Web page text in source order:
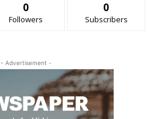
0
Followers
0
Subscribers
- Advertisement -